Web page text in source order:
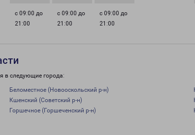
с 09:00 до
21:00
с 09:00 до
21:00
с 09:00 до
21:00
в следующие города:
Беломестное (Новооскольский р-н)
Кшенский (Советский р-н)
Горшечное (Горшеченский р-н)